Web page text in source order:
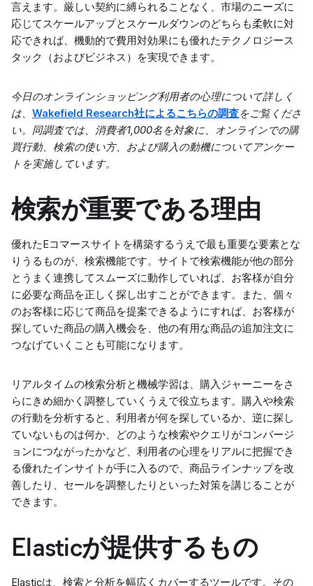
言えます。厳しい契約に縛られることなく、市場のニーズに
応じてスケールアップとスケールダウンのどちらも柔軟に対
応できれば、機動的で費用対効果にも優れたテクノロジース
タック（およびビジネス）を実現できます。
今日のオンラインショッピング利用者の心理について詳しく
は、 Wakefield Research社によるこちらの調査をご覧くださ
い。同調査では、消費者1,000名を対象に、オンラインでの購
買行動、検索の使い方、および購入の動機についてアンケー
トを実施しています。
検索が重要である理由
優れたEコマースサイトを構築するうえで最も重要な要素とな
りうるものが、検索機能です。サイトで検索機能が他の部分
とうまく連携してスムーズに動作していれば、お客様が自分
に必要な商品を正しく探し出すことができます。また、個々
のお客様に応じて商品を提案できるようにすれば、お客様が
探していた商品の購入機会を、他の有用な商品の追加注文に
つなげていくことも可能になります。
リアルタイムの検索分析と機械学習は、購入ジャーニーをさ
らにきめ細かく調整していくうえで役立ちます。購入や検索
の行動を分析すると、利用者が何を探しているか、逆に探し
ていないものは何か、どのような検索やクエリがコンバージ
ョンにつながったかなど、利用者の心理をリアルに把握でき
る優れたインサイトが手に入るので、商品ラインナップを改
善したり、セールを調整したりといった対策を講じることが
できます。
Elasticが提供するもの
Elasticは、検索と分析を幅広くカバーするツールです。その